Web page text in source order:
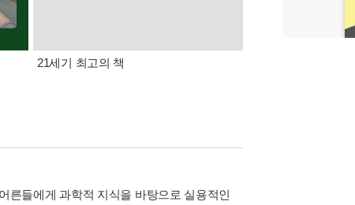
21세기 최고의 책
른들에게 과학적 지식을 바탕으로 실용적인